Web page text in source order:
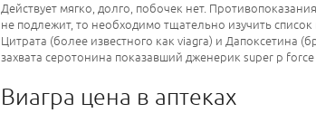
Действует мягко, долго, побочек нет.
не подлежит, то необходимо тщательно изучить
Цитрата (более известного как viagra) и Дапоксетина
захвата серотонина показавший дженерик super p
Виагра цена в аптеках